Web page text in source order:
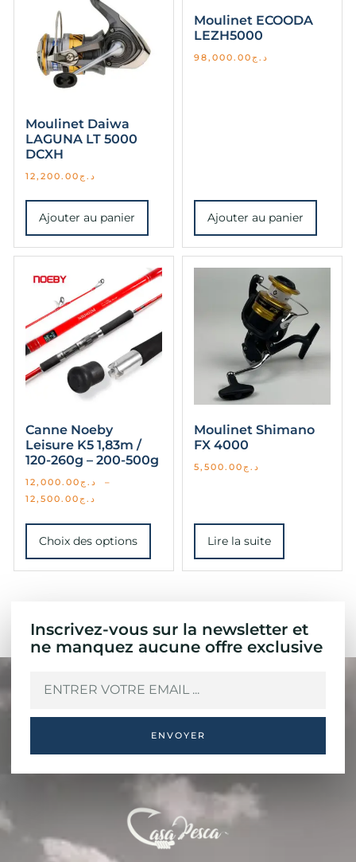
Moulinet Daiwa
LAGUNA LT 5000
DCXH
د.ج 12,200.00
Ajouter au panier
Moulinet ECOODA
LEZH5000
د.ج 98,000.00
Ajouter au panier
Canne Noeby
Leisure K5 1,83m /
120-260g – 200-500g
د.ج 12,000.00
–
د.ج 12,500.00
Choix des options
Moulinet Shimano
FX 4000
د.ج 5,500.00
Lire la suite
Inscrivez-vous sur la newsletter et
ne manquez aucune offre exclusive
ENVOYER